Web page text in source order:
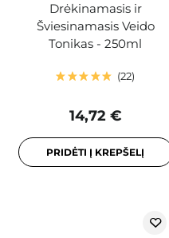
Drėkinamasis ir
Šviesinamasis Veido
Tonikas - 250ml
22
14,72 €
PRIDĖTI Į KREPŠELĮ